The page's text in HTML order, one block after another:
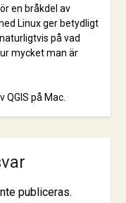
en bråkdel av
Linux ger betydligt
på vad
mycket man är
på Mac.
publiceras.